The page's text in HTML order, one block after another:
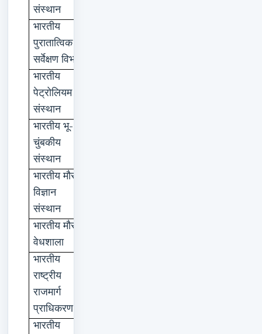
संस्थान
भारतीय
पुरातात्विक
सर्वेक्षण विभाग
भारतीय
पेट्रोलियम
संस्थान
भारतीय भू-
चुंबकीय
संस्थान
भारतीय मौसम
विज्ञान
संस्थान
भारतीय मौसम
वेधशाला
भारतीय
राष्ट्रीय
राजमार्ग
प्राधिकरण
भारतीय